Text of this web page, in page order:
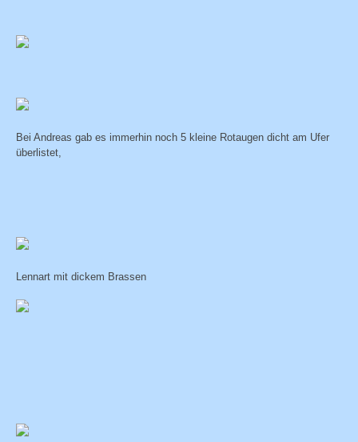
Bei Andreas gab es immerhin noch 5 kleine Rotaugen dicht am Ufer
überlistet,
Lennart mit dickem Brassen